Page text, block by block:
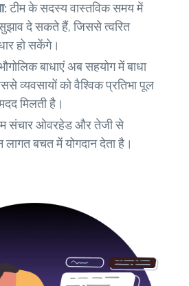
टीम के सदस्य वास्तविक समय में
दे सकते हैं, जिससे त्वरित
हो सकेंगे।
बाधाएं अब सहयोग में बाधा
व्यवसायों को वैश्विक प्रतिभा पूल
मिलती है।
संचार ओवरहेड और तेजी से
लागत बचत में योगदान देता है।